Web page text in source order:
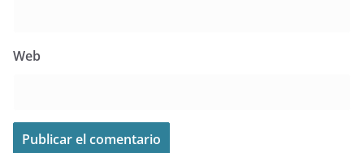
Web